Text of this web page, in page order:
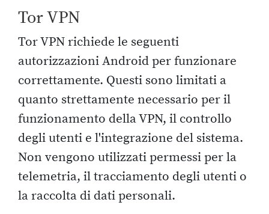
Tor VPN
Tor VPN richiede le seguenti
autorizzazioni Android per funzionare
correttamente. Questi sono limitati a
quanto strettamente necessario per il
funzionamento della VPN, il controllo
degli utenti e l'integrazione del sistema.
Non vengono utilizzati permessi per la
telemetria, il tracciamento degli utenti o
la raccolta di dati personali.